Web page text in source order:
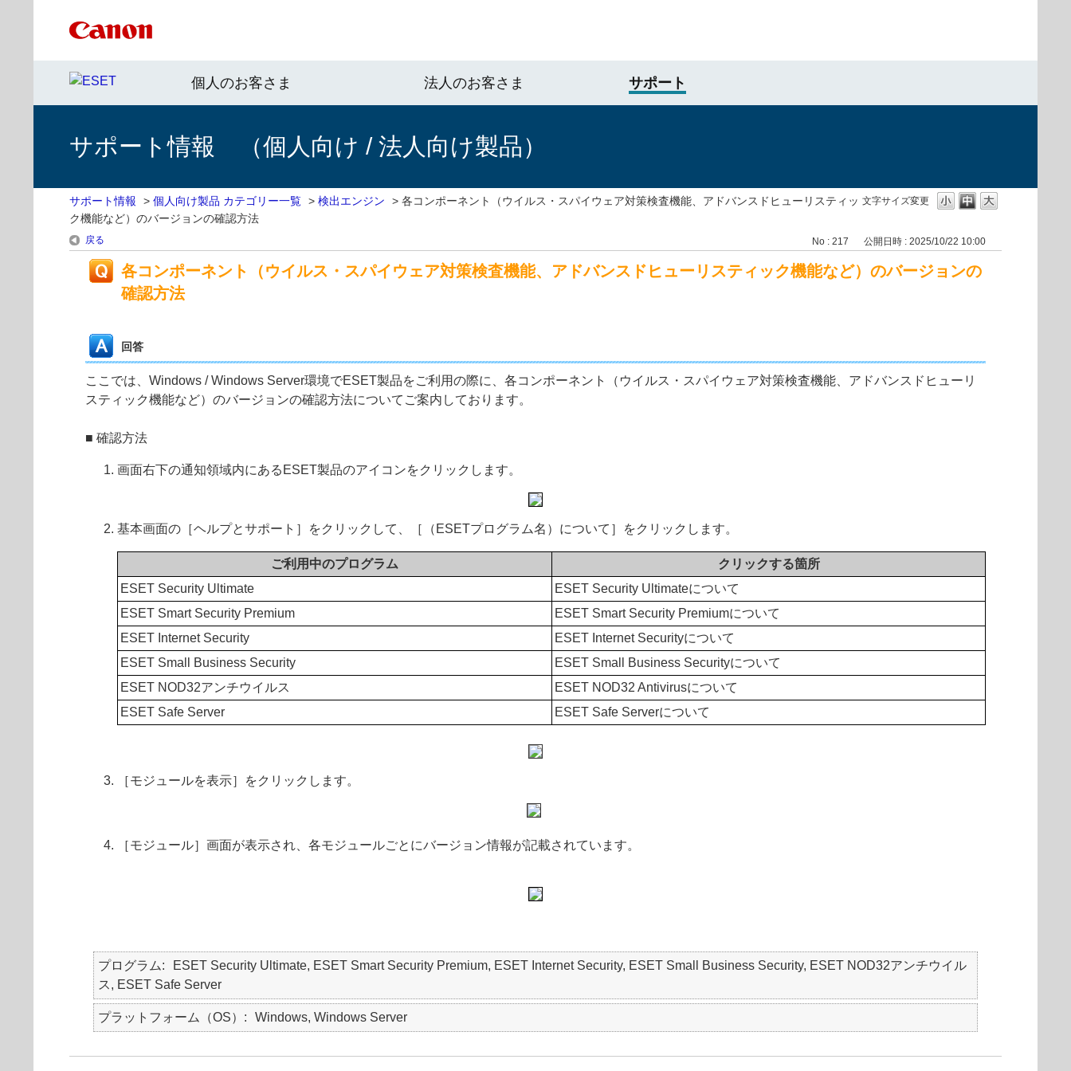
個人のお客さま 法人のお客さま サポート
サポート情報 （個人向け / 法人向け製品）
文字サイズ変更
サポート情報 > 個人向け製品 カテゴリー一覧 > 検出エンジン > 各コンポーネント（ウイルス・スパイウェア対策検査機能、アドバンスドヒューリスティッ
ク機能など）のバージョンの確認方法
戻る No : 217 公開日時 : 2025/10/22 10:00
各コンポーネント（ウイルス・スパイウェア対策検査機能、アドバンスドヒューリスティック機能など）のバージョンの
確認方法
回答
ここでは、Windows / Windows Server環境でESET製品をご利用の際に、各コンポーネント（ウイルス・スパイウェア対策検査機能、アドバンスドヒューリ
スティック機能など）のバージョンの確認方法についてご案内しております。
■ 確認方法
画面右下の通知領域内にあるESET製品のアイコンをクリックします。
基本画面の［ヘルプとサポート］をクリックして、［（ESETプログラム名）について］をクリックします。
ご利用中のプログラム
クリックする箇所
ESET Security Ultimate
ESET Security Ultimateについて
ESET Smart Security Premium
ESET Smart Security Premiumについて
ESET Internet Security
ESET Internet Securityについて
ESET Small Business Security
ESET Small Business Securityについて
ESET NOD32アンチウイルス
ESET NOD32 Antivirusについて
ESET Safe Server
ESET Safe Serverについて
［モジュールを表示］をクリックします。
［モジュール］画面が表示され、各モジュールごとにバージョン情報が記載されています。
プログラム
ESET Security Ultimate, ESET Smart Security Premium, ESET Internet Security, ESET Small Business Security, ESET NOD32アンチウイル
ス, ESET Safe Server
プラットフォーム（OS） Windows, Windows Server